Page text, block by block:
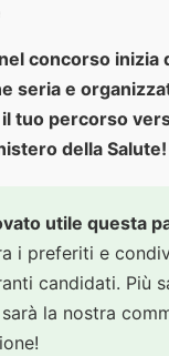
concorso inizia
seria e
tuo percorso
della Salute!
utile questa
i preferiti e
candidati. Più
la nostra